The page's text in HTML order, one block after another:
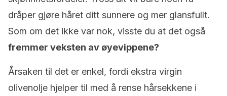
dråper gjøre håret ditt sunnere og mer glansfullt.
Som om det ikke var nok, visste du at det også
fremmer veksten av øyevippene?
Årsaken til det er enkel, fordi ekstra virgin
olivenolje hjelper til med å rense hårsekkene i